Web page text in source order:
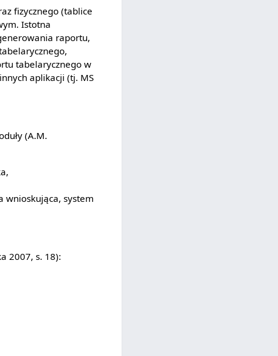
fizycznego (tablice
Istotna
raportu,
tabelarycznego w
aplikacji (tj. MS
(A.M.
wnioskująca, system
2007, s. 18):